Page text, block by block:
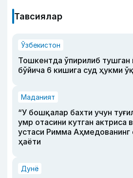
Тавсиялар
Ўзбекистон
Тошкентда ўпирилиб тушган
бўйича 6 кишига суд ҳукми
Маданият
“У бошқалар бахти учун
умр отасини кутган актриса
устаси Римма Аҳмедованинг
ҳаёти
Дунё